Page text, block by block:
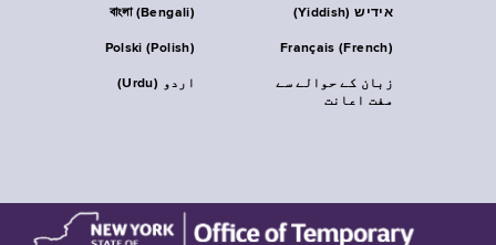
বাংলা (Bengali) אידיש (Yiddish)
Polski (Polish) Français (French)
اردو (Urdu)
زبان کے حوالے سے
مفت اعانت